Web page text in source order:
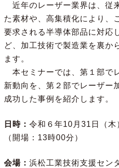
近年のレーザー業界は、従
た素材や、高集積化により、
要求される半導体部品に対応
ど、加工技術で製造業を裏か
ます。
本セミナーでは、第１部で
新動向を、第２部でレーザー
成功した事例を紹介します。
日時： 令和６年10月31日（
（開場：13時00分）
会場： 浜松工業技術支援セン